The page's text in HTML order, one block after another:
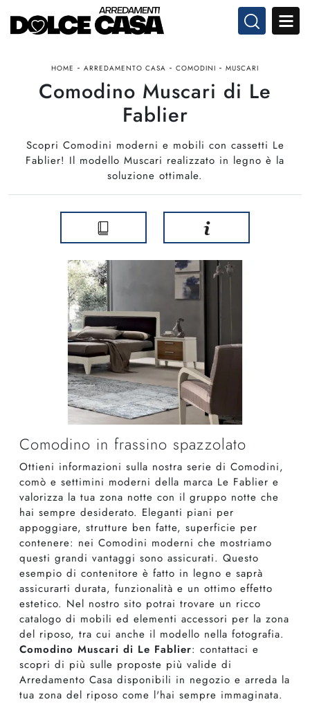
HOME - ARREDAMENTO CASA - COMODINI - MUSCARI
Comodino Muscari di Le
Fablier
Scopri Comodini moderni e mobili con cassetti Le
Fablier! Il modello Muscari realizzato in legno è la
soluzione ottimale.
Comodino in frassino spazzolato
Ottieni informazioni sulla nostra serie di Comodini,
comò e settimini moderni della marca Le Fablier e
valorizza la tua zona notte con il gruppo notte che
hai sempre desiderato. Eleganti piani per
appoggiare, strutture ben fatte, superficie per
contenere: nei Comodini moderni che mostriamo
questi grandi vantaggi sono assicurati. Questo
esempio di contenitore è fatto in legno e saprà
assicurarti durata, funzionalità e un ottimo effetto
estetico. Nel nostro sito potrai trovare un ricco
catalogo di mobili ed elementi accessori per la zona
del riposo, tra cui anche il modello nella fotografia.
Comodino Muscari di Le Fablier: contattaci e
scopri di più sulle proposte più valide di
Arredamento Casa disponibili in negozio e arreda la
tua zona del riposo come l'hai sempre immaginata.